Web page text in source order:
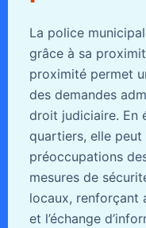
La police
grâce à sa
proximité permet
des demandes
droit judiciaire. En
quartiers, elle
préoccupations
mesures de
locaux, renforçant
et l’échange